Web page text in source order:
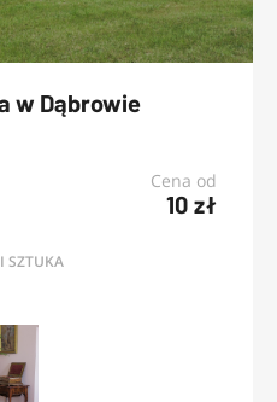
w Dąbrowie
Cena od
10 zł
SZTUKA